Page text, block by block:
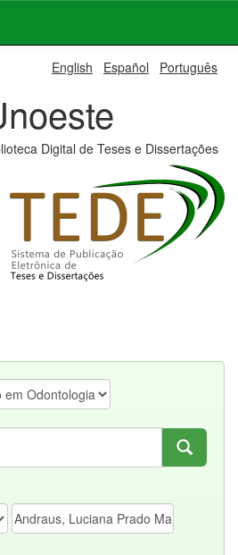
English Español Português
Digital de Teses e Dissertações